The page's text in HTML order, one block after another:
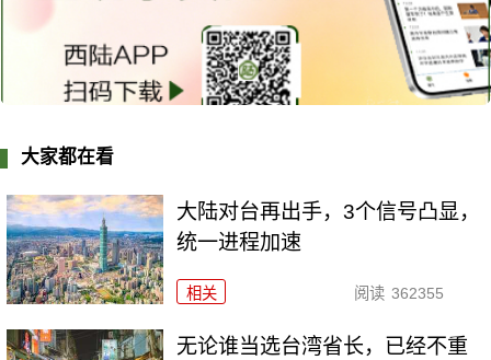
大家都在看
大陆对台再出手，3个信号凸显，
统一进程加速
相关 阅读 362355
无论谁当选台湾省长，已经不重